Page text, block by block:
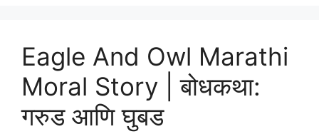
Eagle And Owl Marathi
Moral Story | बोधकथा:
गरुड आणि घुबड